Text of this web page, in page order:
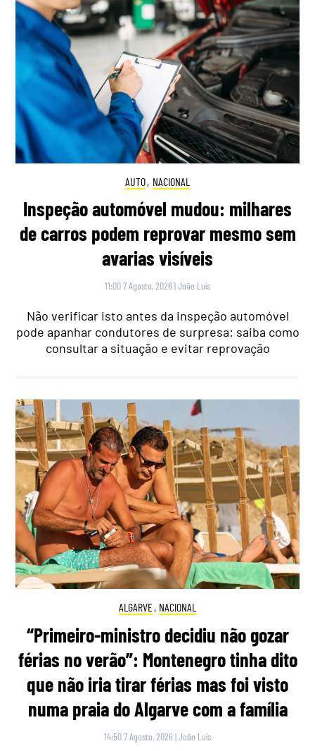
AUTO, NACIONAL
Inspeção automóvel mudou: milhares
de carros podem reprovar mesmo sem
avarias visíveis
11:00 7 Agosto, 2026 |João Luís
Não verificar isto antes da inspeção automóvel
pode apanhar condutores de surpresa: saiba como
consultar a situação e evitar reprovação
ALGARVE, NACIONAL
“Primeiro-ministro decidiu não gozar
férias no verão”: Montenegro tinha dito
que não iria tirar férias mas foi visto
numa praia do Algarve com a família
14:50 7 Agosto, 2026 |João Luís